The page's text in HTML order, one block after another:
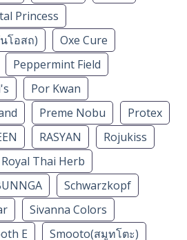
Princess
โอสถ)
Oxe Cure
Peppermint Field
Por Kwan
Preme Nobu
Protex
RASYAN
Rojukiss
Royal Thai Herb
Schwarzkopf
Sivanna Colors
E
Smooto(สมูทโตะ)